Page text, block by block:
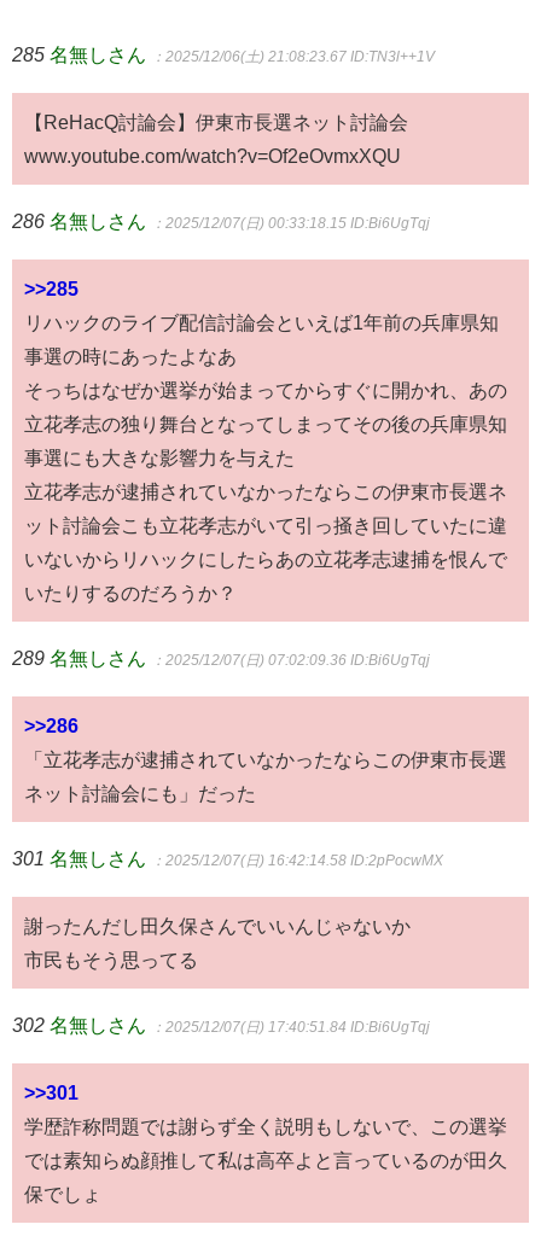
285 名無しさん ：2025/12/06(土) 21:08:23.67 ID:TN3l++1V
【ReHacQ討論会】伊東市長選ネット討論会
www.youtube.com/watch?v=Of2eOvmxXQU
286 名無しさん ：2025/12/07(日) 00:33:18.15 ID:Bi6UgTqj
>>285
リハックのライブ配信討論会といえば1年前の兵庫県知
事選の時にあったよなあ
そっちはなぜか選挙が始まってからすぐに開かれ、あの
立花孝志の独り舞台となってしまってその後の兵庫県知
事選にも大きな影響力を与えた
立花孝志が逮捕されていなかったならこの伊東市長選ネ
ット討論会こも立花孝志がいて引っ掻き回していたに違
いないからリハックにしたらあの立花孝志逮捕を恨んで
いたりするのだろうか？
289 名無しさん ：2025/12/07(日) 07:02:09.36 ID:Bi6UgTqj
>>286
「立花孝志が逮捕されていなかったならこの伊東市長選
ネット討論会にも」だった
301 名無しさん ：2025/12/07(日) 16:42:14.58 ID:2pPocwMX
謝ったんだし田久保さんでいいんじゃないか
市民もそう思ってる
302 名無しさん ：2025/12/07(日) 17:40:51.84 ID:Bi6UgTqj
>>301
学歴詐称問題では謝らず全く説明もしないで、この選挙
では素知らぬ顔推して私は高卒よと言っているのが田久
保でしょ